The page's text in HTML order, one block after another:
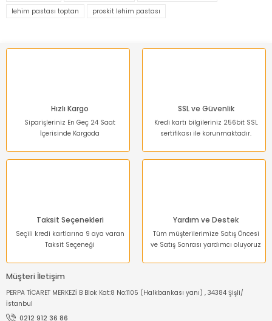
Ürün resmi kalitesiz, bozuk veya görüntülenemiyor.
Ürün bilgilerinde hatalar bulunuyor.
lehim pastası toptan
proskit lehim pastası
Hızlı Kargo
Siparişleriniz En Geç 24 Saat
İçerisinde Kargoda
SSL ve Güvenlik
Kredi kartı bilgileriniz 256bit SSL
sertifikası ile korunmaktadır.
Taksit Seçenekleri
Seçili kredi kartlarına 9 aya varan
Taksit Seçeneği
Yardım ve Destek
Tüm müşterilerimize Satış Öncesi
ve Satış Sonrası yardımcı oluyoruz
Müşteri İletişim
PERPA TİCARET MERKEZİ B Blok Kat:8 No:1105 (Halkbankası yanı) , 34384 Şişli/
İstanbul
0212 912 36 86